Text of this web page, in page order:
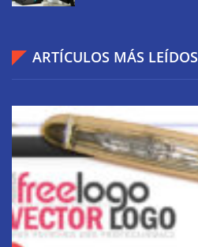
ARTÍCULOS MÁS LEÍDOS